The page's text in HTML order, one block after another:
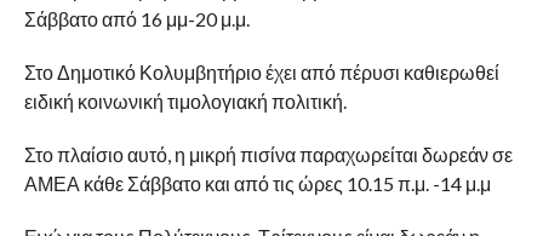
Σάββατο από 16 μμ-20 μ.μ.
Στο Δημοτικό Κολυμβητήριο έχει από πέρυσι καθιερωθεί
ειδική κοινωνική τιμολογιακή πολιτική.
Στο πλαίσιο αυτό, η μικρή πισίνα παραχωρείται δωρεάν σε
ΑΜΕΑ κάθε Σάββατο και από τις ώρες 10.15 π.μ. -14 μ.μ